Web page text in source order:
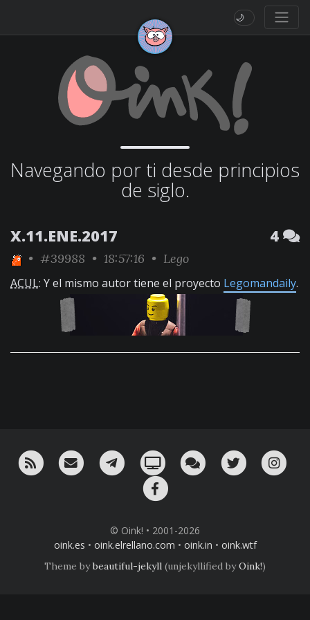
🌙
Navegando por ti desde principios
de siglo.
X.11.ENE.2017 4
• #39988 • 18:57:16 • Lego
ACUL: Y el mismo autor tiene el proyecto Legomandaily.
RSS ¡Mándame un email!¡Nuestro canal en Telegram!
Oink! TV Charla con nosotros
Twitter
© Oink! • 2001-2026
oink.es • oink.elrellano.com • oink.in • oink.wtf
Theme bybeautiful-jekyll (unjekyllified byOink!)